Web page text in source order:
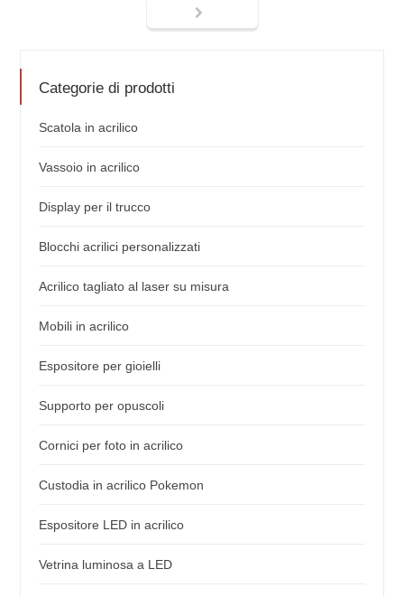
Categorie di prodotti
Scatola in acrilico
Vassoio in acrilico
Display per il trucco
Blocchi acrilici personalizzati
Acrilico tagliato al laser su misura
Mobili in acrilico
Espositore per gioielli
Supporto per opuscoli
Cornici per foto in acrilico
Custodia in acrilico Pokemon
Espositore LED in acrilico
Vetrina luminosa a LED